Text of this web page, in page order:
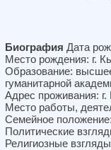
Биография Дата
Место рождения: г.
Образование:
гуманитарной
Адрес проживания:
Место работы,
Семейное
Политические
Религиозные